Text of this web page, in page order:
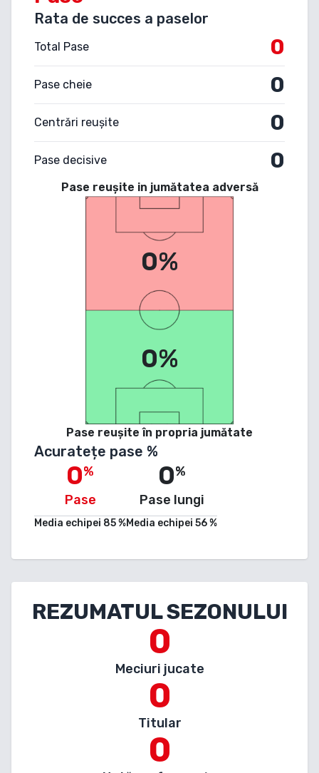
Rata de succes a paselor
Total Pase 0
Pase cheie 0
Centrări reușite 0
Pase decisive 0
Pase reușite in jumătatea adversă
0%
0%
Pase reușite în propria jumătate
Acuratețe pase %
0%
Pase
Media echipei 85%
0%
Pase lungi
Media echipei 56%
REZUMATUL SEZONULUI
0
Meciuri jucate
0
Titular
0